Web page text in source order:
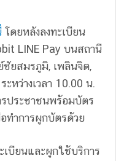
โดยหลังลงทะเบียน
LINE Pay บนสถานี
ชัยสมรภูมิ, เพลินจิต,
หว่างเวลา 10.00 น.
ประชาชนพร้อมบัตร
ทำการผูกบัตรด้วย
บียนและผูกใช้บริการ